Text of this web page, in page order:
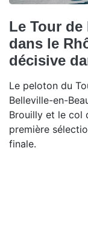
Le Tour de
dans le
décisive
Le peloton du
Belleville-en-
Brouilly et le col
première
finale.